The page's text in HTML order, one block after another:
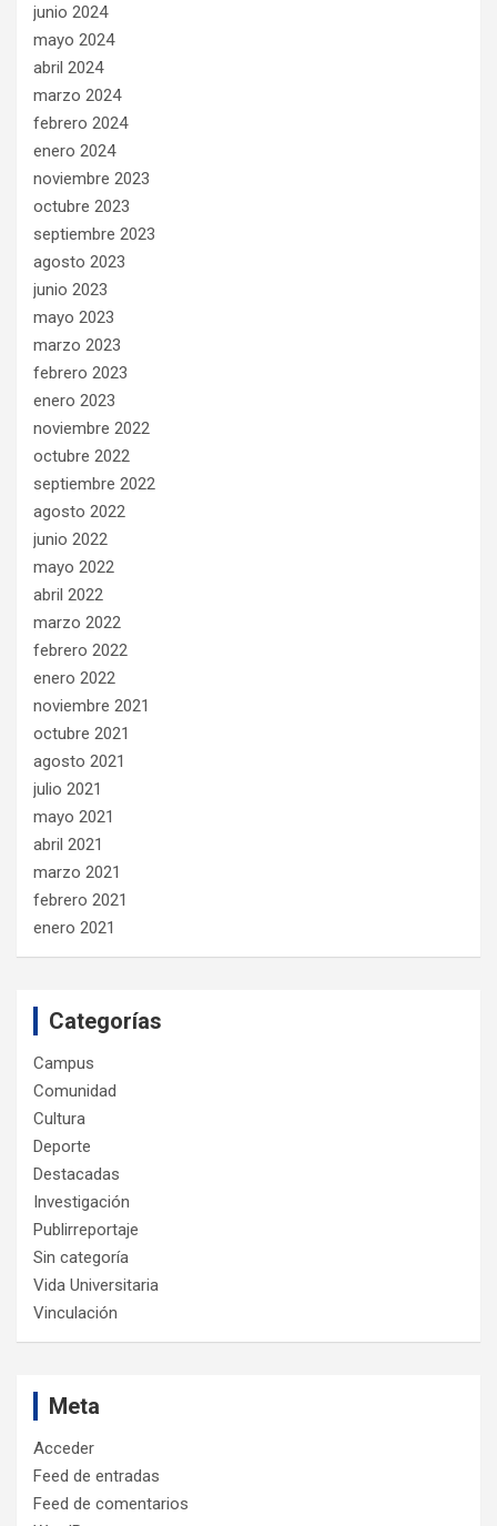
junio 2024
mayo 2024
abril 2024
marzo 2024
febrero 2024
enero 2024
noviembre 2023
octubre 2023
septiembre 2023
agosto 2023
junio 2023
mayo 2023
marzo 2023
febrero 2023
enero 2023
noviembre 2022
octubre 2022
septiembre 2022
agosto 2022
junio 2022
mayo 2022
abril 2022
marzo 2022
febrero 2022
enero 2022
noviembre 2021
octubre 2021
agosto 2021
julio 2021
mayo 2021
abril 2021
marzo 2021
febrero 2021
enero 2021
Categorías
Campus
Comunidad
Cultura
Deporte
Destacadas
Investigación
Publirreportaje
Sin categoría
Vida Universitaria
Vinculación
Meta
Acceder
Feed de entradas
Feed de comentarios